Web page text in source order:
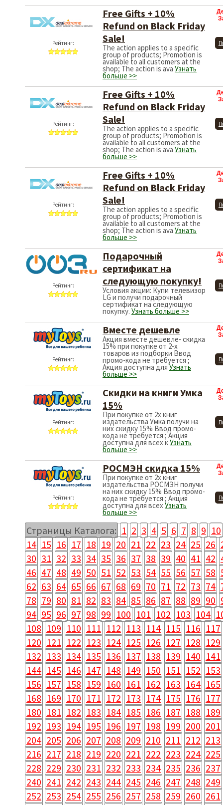
Рейтинг:
Free Gifts + 10%
Refund on Black Friday
Sale!
The action applies to a specific
group of products; Promotion is
available to all customers at the
shop; The action is ava Узнать
больше >>
Рейтинг:
Free Gifts + 10%
Refund on Black Friday
Sale!
The action applies to a specific
group of products; Promotion is
available to all customers at the
shop; The action is ava Узнать
больше >>
Рейтинг:
Free Gifts + 10%
Refund on Black Friday
Sale!
The action applies to a specific
group of products; Promotion is
available to all customers at the
shop; The action is ava Узнать
больше >>
Рейтинг:
Подарочный
сертификат на
следующую покупку!
Условия акции: Купи телевизор
LG и получи подарочный
сертификат на следующую
покупку. Узнать больше >>
Рейтинг:
Вместе дешевле
Акция вместе дешевле- скидка
15% при покупке от 2-х
товаров из подборки Ввод
промо-кода не требуется ;
Акция доступна дляУзнать
больше >>
Рейтинг:
Скидки на книги Умка
15%
При покупке от 2х книг
издательства Умка получи на
них скидку 15% Ввод промо-
кода не требуется ; Акция
доступна для всех кУзнать
больше >>
Рейтинг:
РОСМЭН скидка 15%
При покупке от 2х книг
издательства РОСМЭН получи
на них скидку 15% Ввод промо-
кода не требуется ; Акция
доступна для всехУзнать
больше >>
Страницы Каталога: 1 2 3 4 5 6 7 8 9 10
14 15 16 17 18 19 20 21 22 23 24 25 26
30 31 32 33 34 35 36 37 38 39 40 41 42
46 47 48 49 50 51 52 53 54 55 56 57 58
62 63 64 65 66 67 68 69 70 71 72 73 74
78 79 80 81 82 83 84 85 86 87 88 89 90
94 95 96 97 98 99 100 101 102 103 104
108 109 110 111 112 113 114 115 116 117
120 121 122 123 124 125 126 127 128 129
132 133 134 135 136 137 138 139 140 141
144 145 146 147 148 149 150 151 152 153
156 157 158 159 160 161 162 163 164 165
168 169 170 171 172 173 174 175 176 177
180 181 182 183 184 185 186 187 188 189
192 193 194 195 196 197 198 199 200 201
204 205 206 207 208 209 210 211 212 213
216 217 218 219 220 221 222 223 224 225
228 229 230 231 232 233 234 235 236 237
240 241 242 243 244 245 246 247 248 249
252 253 254 255 256 257 258 259 260 261